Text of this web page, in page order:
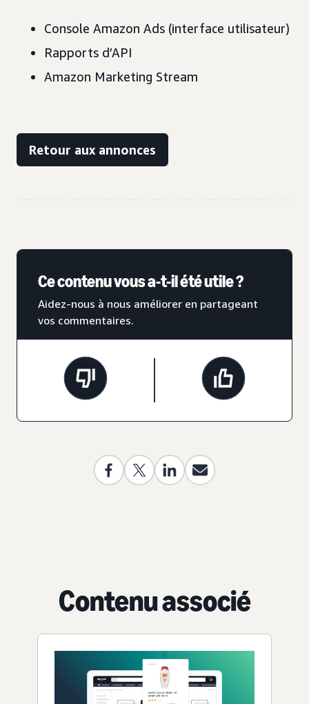
Console Amazon Ads (interface utilisateur)
Rapports d’API
Amazon Marketing Stream
Retour aux annonces
Ce contenu vous a-t-il été utile ?
Aidez-nous à nous améliorer en partageant
vos commentaires.
Contenu associé